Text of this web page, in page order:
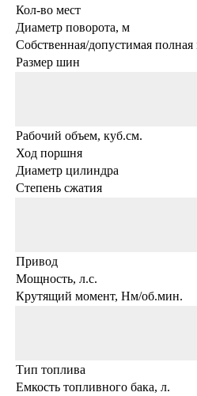
Кол-во мест
Диаметр поворота, м
Собственная/допустимая полная
Размер шин
Рабочий объем, куб.см.
Ход поршня
Диаметр цилиндра
Степень сжатия
Привод
Мощность, л.с.
Крутящий момент, Нм/об.мин.
Тип топлива
Емкость топливного бака, л.